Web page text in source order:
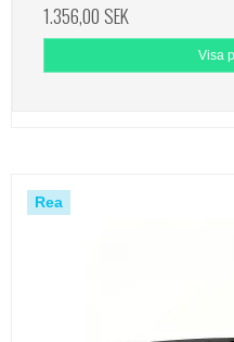
1.356,00 SEK
Visa
Rea